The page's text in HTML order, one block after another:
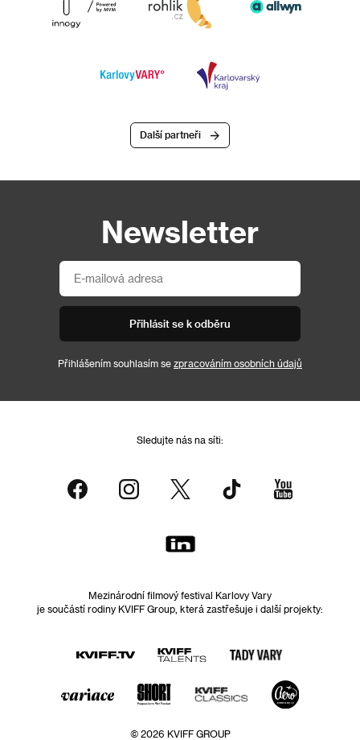
Další partneři
Newsletter
Přihlásit se k odběru
Přihlášením souhlasím se zpracováním osobních údajů
Sledujte nás na síti:
Mezinárodní filmový festival Karlovy Vary
je součástí rodiny KVIFF Group, která zastřešuje i další projekty:
© 2026 KVIFF GROUP